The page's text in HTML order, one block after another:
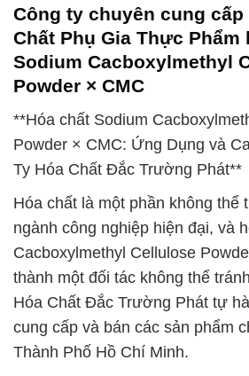
Công ty chuyên cung cấp
Chất Phụ Gia Thực Phẩm
Sodium Cacboxylmethyl
Powder × CMC
**Hóa chất Sodium
Powder × CMC: Ứng Dụng và
Ty Hóa Chất Đắc Trường Phát**
Hóa chất là một phần không thể
ngành công nghiệp hiện đại, và
Cacboxylmethyl Cellulose
thành một đối tác không thể
Hóa Chất Đắc Trường Phát tự
cung cấp và bán các sản phẩm
Thành Phố Hồ Chí Minh.